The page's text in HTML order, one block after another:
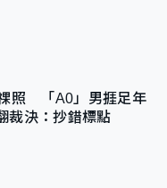
照 「A0」男捱足年
決：抄錯標點